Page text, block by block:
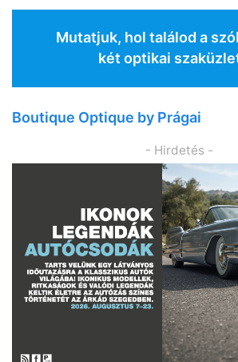
Mutatjuk, hol találod a
két optikai
Boutique Optique by Prágai
- Hirdetés -